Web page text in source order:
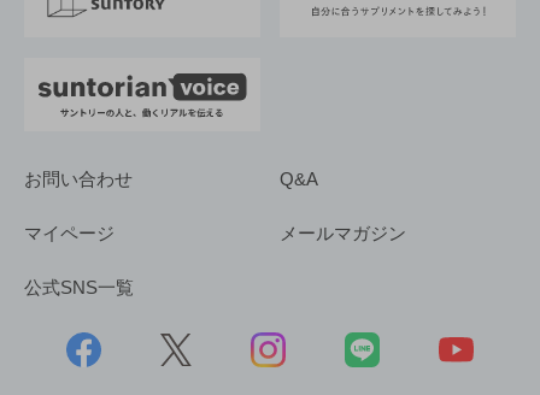
お問い合わせ Q&A
マイページ メールマガジン
公式SNS一覧